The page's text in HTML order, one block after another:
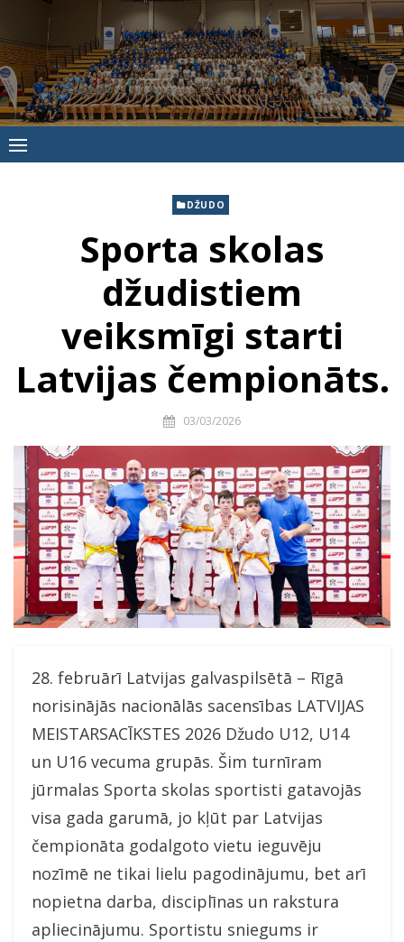
to
content
Jūrmalas
Sporta
skola
DŽUDO
Sporta skolas
džudistiem
veiksmīgi starti
Latvijas čempionāts.
03/03/2026
28. februārī Latvijas galvaspilsētā – Rīgā
norisinājās nacionālās sacensības LATVIJAS
MEISTARSACĪKSTES 2026 Džudo U12, U14
un U16 vecuma grupās. Šim turnīram
jūrmalas Sporta skolas sportisti gatavojās
visa gada garumā, jo kļūt par Latvijas
čempionāta godalgoto vietu ieguvēju
nozīmē ne tikai lielu pagodinājumu, bet arī
nopietna darba, disciplīnas un rakstura
apliecinājumu. Sportistu sniegums ir